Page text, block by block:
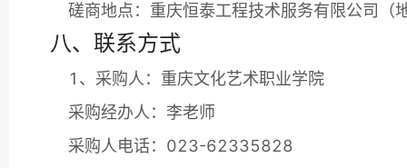
磋商地点：重庆恒泰工程技术服务有限公司
八、联系方式
1、采购人：重庆文化艺术职业学院
采购经办人：李老师
采购人电话：023-62335828